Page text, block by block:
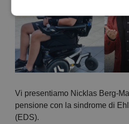
Vi presentiamo Nicklas Berg-
pensione con la sindrome di
(EDS).